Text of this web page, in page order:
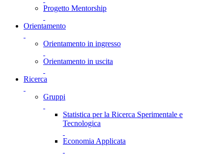
Progetto Mentorship
Orientamento
Orientamento in ingresso
Orientamento in uscita
Ricerca
Gruppi
Statistica per la Ricerca Sperimentale e
Tecnologica
Economia Applicata